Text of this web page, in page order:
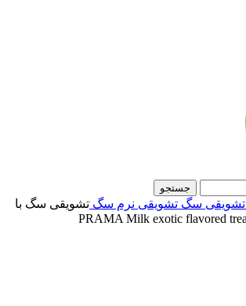
جستجو
تشویقی سگ تشویقی نرم سگ تشویقی سگ با